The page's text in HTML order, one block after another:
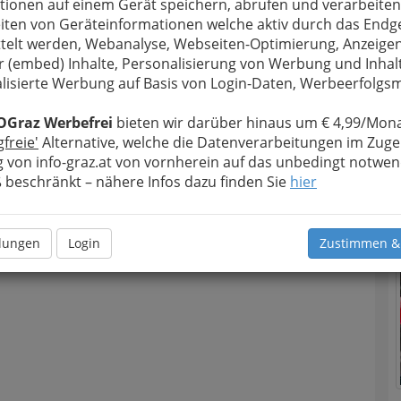
auf einem Gerät speichern, abrufen und
von Geräteinformationen welche aktiv durch das
werden, Webanalyse, Webseiten-Optimierung,
(embed) Inhalte, Personalisierung von Werbung und
Werbung auf Basis von Login-Daten,
Werbefrei bieten wir darüber hinaus um € 4,99/
Alternative, welche die Datenverarbeitungen im
von info-graz.at von vornherein auf das unbedingt
beschränkt – nähere Infos dazu finden Sie hier
Login Zustimmen